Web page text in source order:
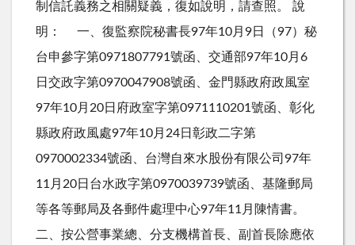
制信託義務之相關疑義，復如說明，請查照。 說
明： 一、復監察院秘書長97年10月9日（97）秘
台申參字第0971807791號函、交通部97年10月6
日交政字第0970047908號函、金門縣政府政風室
97年10月20日府政室字第0971110201號函、彰化
縣政府政風處97年10月24日彰政二字第
0970002334號函、台灣自來水股份有限公司97年
11月20日台水政字第0970039739號函、基隆郵局
等各等郵局及各郵件處理中心97年11月陳情書。
二、按公營事業總、分支機構首長、副首長除應依